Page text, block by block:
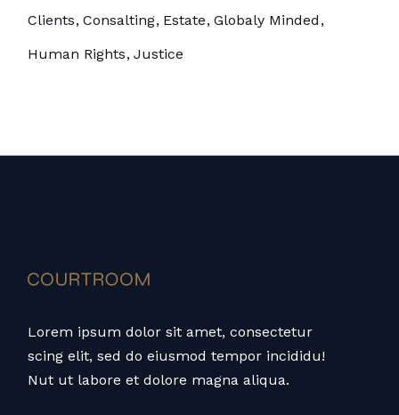
Clients Consalting Estate Globaly Minded
Human Rights Justice
Lorem ipsum dolor sit amet, consectetur
scing elit, sed do eiusmod tempor incididu!
Nut ut labore et dolore magna aliqua.